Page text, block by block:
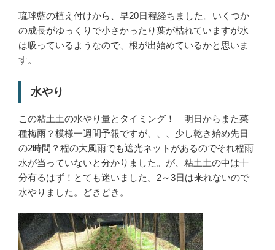
琉球藍の植え付けから、早20日程経ちました。いくつか
の成長がゆっくりで小さかったり葉が枯れていますが水
は吸っているようなので、根が出始めているかと思いま
す。
水やり
この粘土土の水やり量とタイミング！ 明日からまた菜
種梅雨？模様一週間予報ですが、、、少し乾き始め先日
の2時間？程の大風雨でも遮光ネットがあるのでそれ程雨
水が当っていないと分かりました。が、粘土土の中は十
分有るはず！とても迷いました。2～3日は来れないので
水やりました。どきどき。